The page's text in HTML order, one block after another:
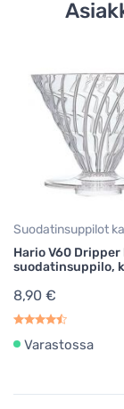
Suodatinsuppilot
Hario V60 Dripper
suodatinsuppilo,
8,90 €
Varastossa